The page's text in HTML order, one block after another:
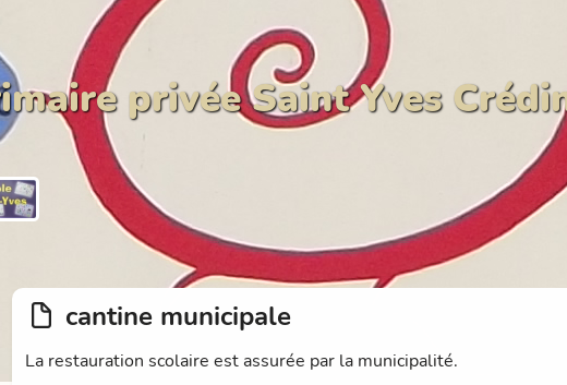
privée Saint Yves
cantine municipale
La restauration scolaire est assurée par la municipalité.